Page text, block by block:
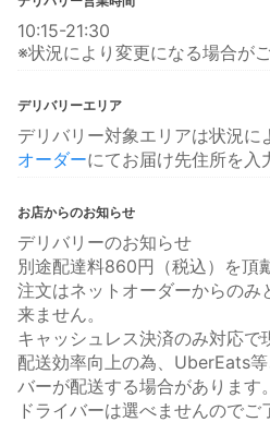
10:15-21:30
※状況により変更になる場合がご
デリバリーエリア
デリバリー対象エリアは状況に
オーダーにてお届け先住所を入
お店からのお知らせ
デリバリーのお知らせ
別途配達料860円（税込）を頂
注文はネットオーダーからのみ
来ません。
キャッシュレス決済のみ対応で
配送効率向上の為、UberEats
バーが配送する場合があります。
ドライバーは選べませんのでご